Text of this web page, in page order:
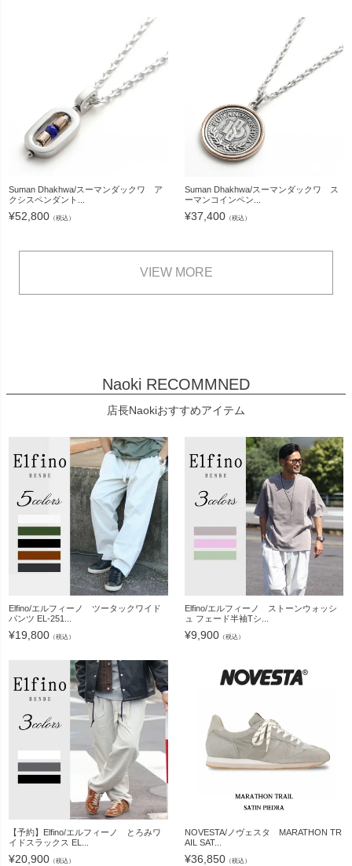
Suman Dhakhwa/スーマンダックワ ア
クシスペンダント...
¥52,800 （税込）
Suman Dhakhwa/スーマンダックワ ス
ーマンコインペン...
¥37,400（税込）
VIEW MORE
Naoki RECOMMNED
店長Naokiおすすめアイテム
Elfino/エルフィーノ ツータックワイド
パンツ EL-251...
¥19,800 （税込）
Elfino/エルフィーノ ストーンウォッシ
ュ フェード半袖Tシ...
¥9,900（税込）
【予約】Elfino/エルフィーノ とろみワ
イドスラックス EL...
¥20,900 （税込）
NOVESTA/ノヴェスタ MARATHON TR
AIL SAT...
¥36,850（税込）